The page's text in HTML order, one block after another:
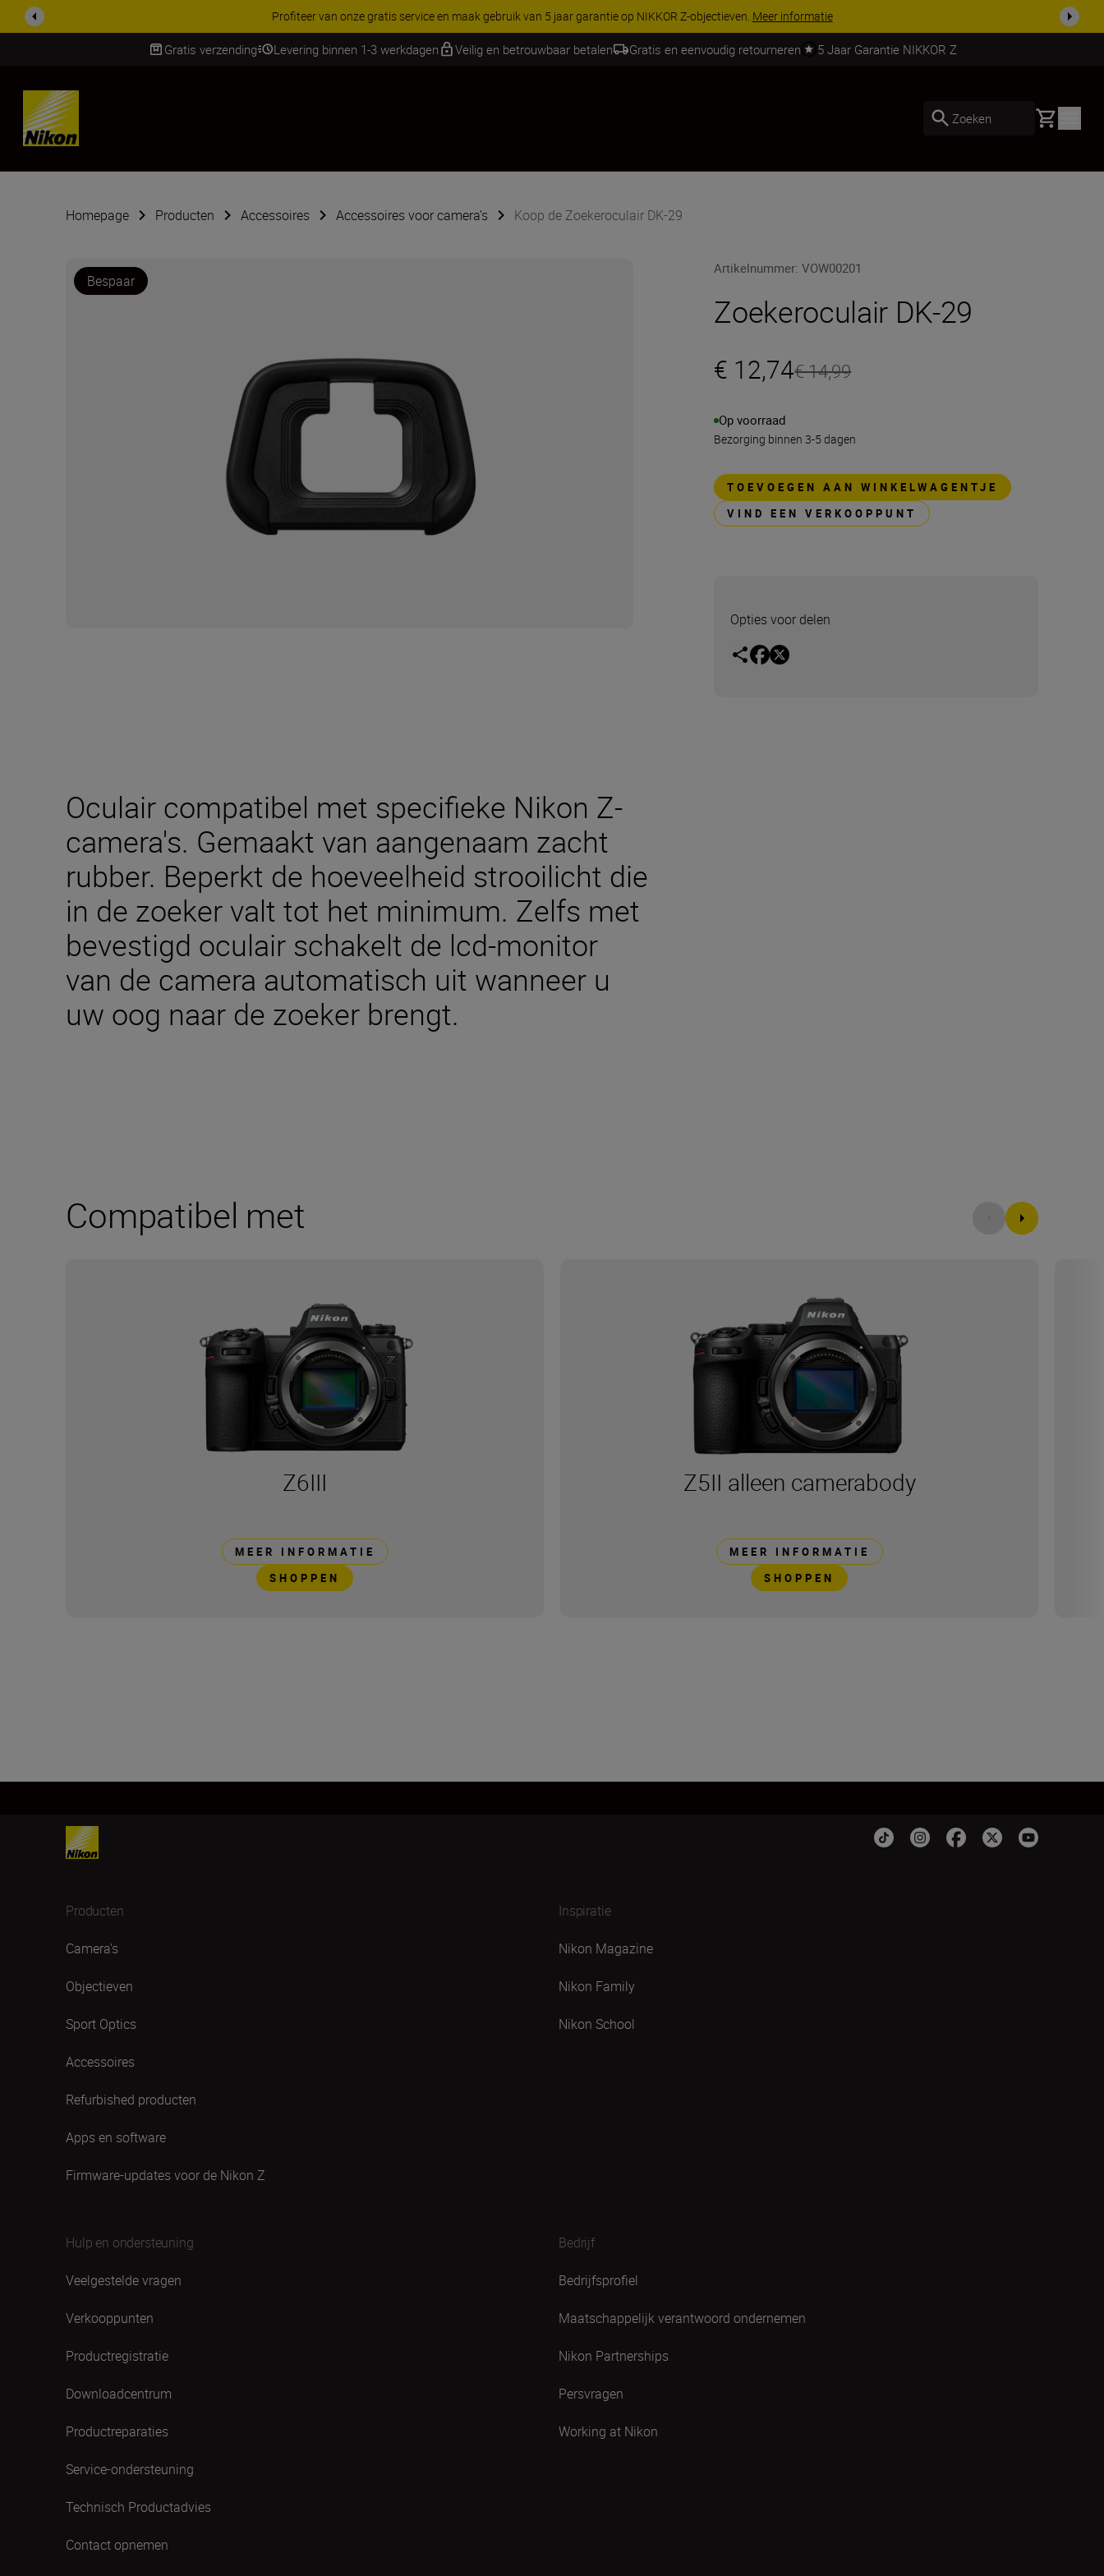
KORTING OP ACCESSOIRES | Bespaar 15% op geselecteerde accessoires, maak je kit vandaag nog compleetKoop nu
Gratis verzending Levering binnen 1-3 werkdagen Veilig en betrouwbaar betalen Gratis en eenvoudig retourneren 5 Jaar Garantie NIKKOR Z
Skip
Zoeken Basket
Homepage Producten Accessoires Accessoires voor camera’s Koop de Zoekeroculair DK-29
Bespaar
Artikelnummer:VOW00201
Zoekeroculair DK-29
€ 12,74€ 14,99
Op voorraad
Bezorging binnen 3-5 dagen
TOEVOEGEN AAN WINKELWAGENTJE
VIND EEN VERKOOPPUNT
Opties voor delen
Oculair compatibel met specifieke Nikon Z-
camera's. Gemaakt van aangenaam zacht
rubber. Beperkt de hoeveelheid strooilicht die
in de zoeker valt tot het minimum. Zelfs met
bevestigd oculair schakelt de lcd-monitor
van de camera automatisch uit wanneer u
uw oog naar de zoeker brengt.
Compatibel met
Z6III
MEER INFORMATIE
SHOPPEN
Z5II alleen camerabody
MEER INFORMATIE
SHOPPEN
Producten
Camera's
Objectieven
Sport Optics
Accessoires
Refurbished producten
Apps en software
Firmware-updates voor de Nikon Z
Inspiratie
Nikon Magazine
Nikon Family
Nikon School
Hulp en ondersteuning
Veelgestelde vragen
Verkooppunten
Productregistratie
Downloadcentrum
Productreparaties
Service-ondersteuning
Technisch Productadvies
Contact opnemen
Bedrijf
Bedrijfsprofiel
Maatschappelijk verantwoord ondernemen
Nikon Partnerships
Persvragen
Working at Nikon